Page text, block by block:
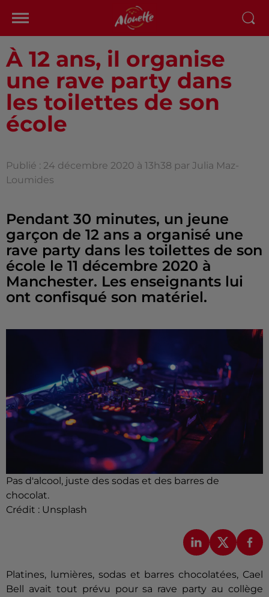
À 12 ans, il organise
une rave party dans
les toilettes de son
école
Publié : 24 décembre 2020 à 13h38 par Julia Maz-
Loumides
Pendant 30 minutes, un jeune
garçon de 12 ans a organisé une
rave party dans les toilettes de son
école le 11 décembre 2020 à
Manchester. Les enseignants lui
ont confisqué son matériel.
Pas d'alcool, juste des sodas et des barres de
chocolat.
Crédit : Unsplash
Platines, lumières, sodas et barres chocolatées, Cael
Bell avait tout prévu pour sa rave party au collège